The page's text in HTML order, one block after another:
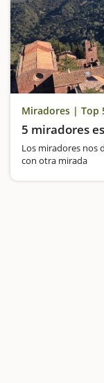
Miradores | Top
5 miradores
Los miradores nos
con otra mirada